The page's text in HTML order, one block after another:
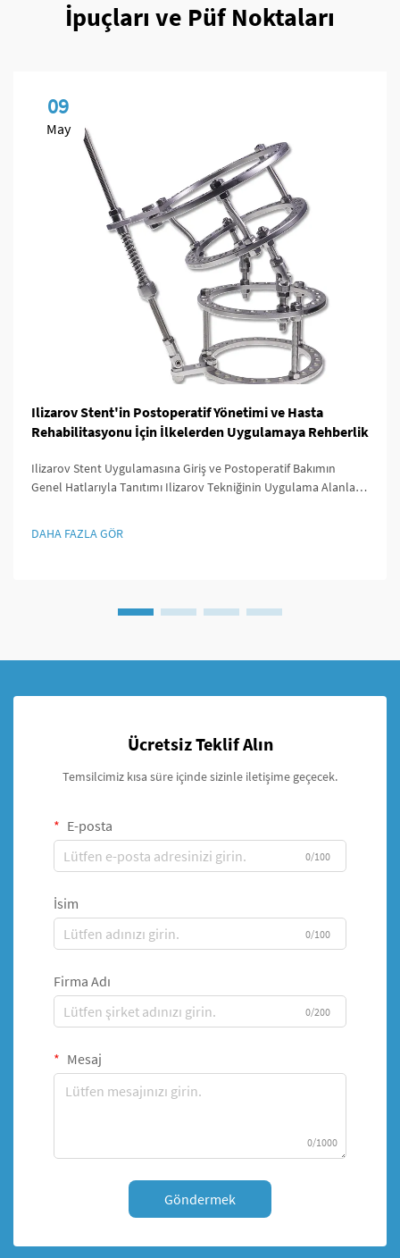
İpuçları ve Püf Noktaları
09
May
Ilizarov Stent'in Postoperatif Yönetimi ve Hasta
Rehabilitasyonu İçin İlkelerden Uygulamaya Rehberlik
Ilizarov Stent Uygulamasına Giriş ve Postoperatif Bakımın
Genel Hatlarıyla Tanıtımı Ilizarov Tekniğinin Uygulama Alanları
şekil bozukluklarını düzeltme imkanı sunmasıyla ortopedi
cerrahlarının elini güçlendirmiştir. Bu yöntem, önceki
DAHA FAZLA GÖR
Ücretsiz Teklif Alın
Temsilcimiz kısa süre içinde sizinle iletişime geçecek.
E-posta
0/100
İsim
0/100
Firma Adı
0/200
Mesaj
0/1000
Göndermek